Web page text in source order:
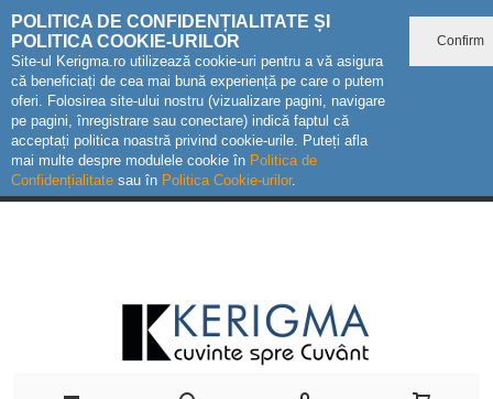
POLITICA DE CONFIDENȚIALITATE ȘI
POLITICA COOKIE-URILOR
Site-ul Kerigma.ro utilizează cookie-uri pentru a vă asigura
că beneficiați de cea mai bună experiență pe care o putem
oferi. Folosirea site-ului nostru (vizualizare pagini, navigare
pe pagini, înregistrare sau conectare) indică faptul că
acceptați politica noastră privind cookie-urile. Puteți afla
mai multe despre modulele cookie în Politica de
Confidențialitate sau în Politica Cookie-urilor.
Confirm